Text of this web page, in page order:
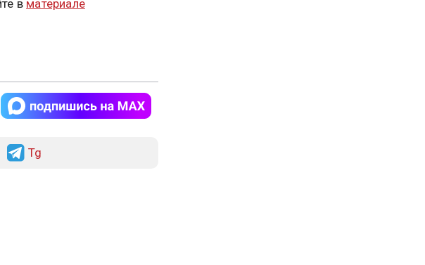
в материале
Tg